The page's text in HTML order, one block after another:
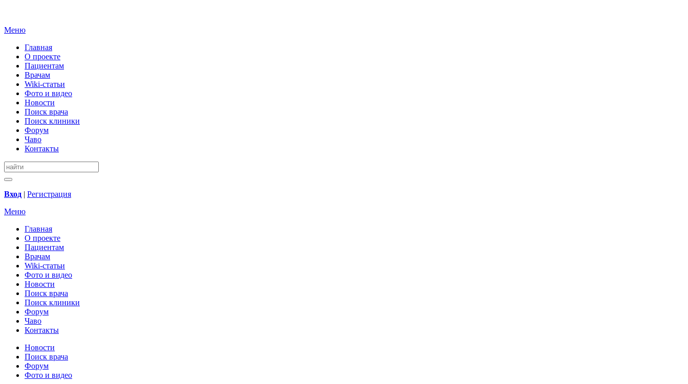
Меню
Главная
О проекте
Пациентам
Врачам
Wiki-статьи
Фото и видео
Новости
Поиск врача
Поиск клиники
Форум
Чаво
Контакты
Вход | Регистрация
Меню
Главная
О проекте
Пациентам
Врачам
Wiki-статьи
Фото и видео
Новости
Поиск врача
Поиск клиники
Форум
Чаво
Контакты
Новости
Поиск врача
Форум
Фото и видео